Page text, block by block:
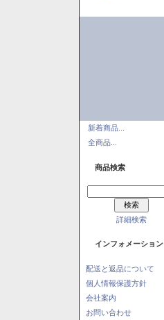
新着商品...
全商品...
商品検索
詳細検索
インフォメーション
配送と返品について
個人情報保護方針
会社案内
お問い合わせ